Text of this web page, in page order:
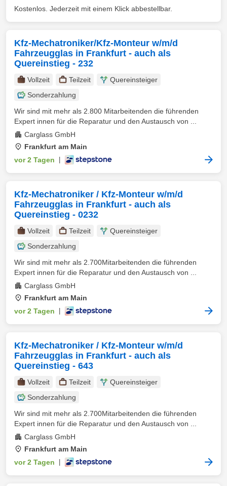
Kostenlos. Jederzeit mit einem Klick abbestellbar.
Kfz-Mechatroniker/Kfz-Monteur w/m/d
Fahrzeugglas in Frankfurt - auch als
Quereinstieg - 232
Vollzeit Teilzeit
Quereinsteiger
Sonderzahlung
Wir sind mit mehr als 2.800 Mitarbeitenden die führenden
Expert innen für die Reparatur und den Austausch von ...
Carglass GmbH
Frankfurt am Main
vor 2 Tagen
Kfz-Mechatroniker / Kfz-Monteur w/m/d
Fahrzeugglas in Frankfurt - auch als
Quereinstieg - 0232
Vollzeit Teilzeit
Quereinsteiger
Sonderzahlung
Wir sind mit mehr als 2.700Mitarbeitenden die führenden
Expert innen für die Reparatur und den Austausch von ...
Carglass GmbH
Frankfurt am Main
vor 2 Tagen
Kfz-Mechatroniker / Kfz-Monteur w/m/d
Fahrzeugglas in Frankfurt - auch als
Quereinstieg - 643
Vollzeit Teilzeit
Quereinsteiger
Sonderzahlung
Wir sind mit mehr als 2.700Mitarbeitenden die führenden
Expert innen für die Reparatur und den Austausch von ...
Carglass GmbH
Frankfurt am Main
vor 2 Tagen